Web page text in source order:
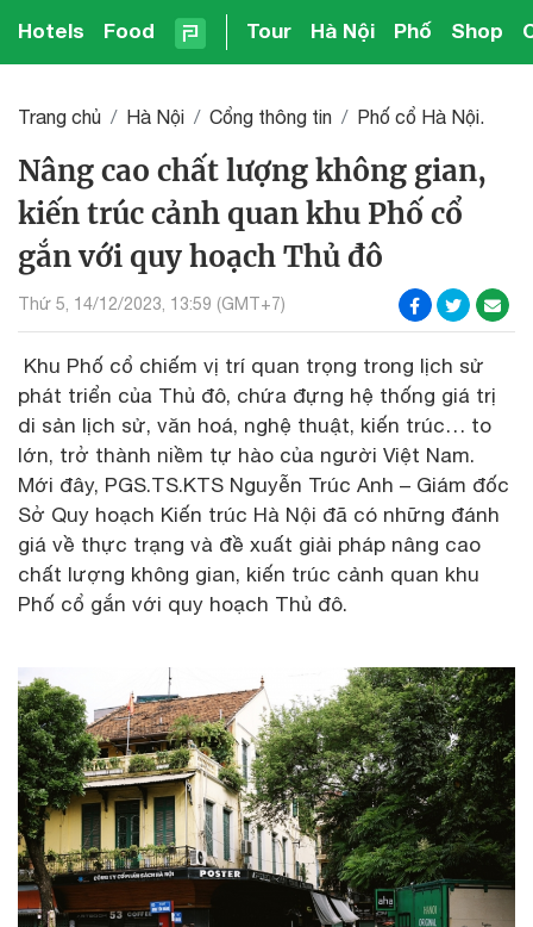
Hotels Food Tour Hà Nội Phố Shop
Trang chủ Hà Nội Cổng thông tin Phố cổ Hà Nội.
Nâng cao chất lượng không gian,
kiến trúc cảnh quan khu Phố cổ
gắn với quy hoạch Thủ đô
Thứ 5, 14/12/2023, 13:59 (GMT+7)
Khu Phố cổ chiếm vị trí quan trọng trong lịch sử
phát triển của Thủ đô, chứa đựng hệ thống giá trị
di sản lịch sử, văn hoá, nghệ thuật, kiến trúc… to
lớn, trở thành niềm tự hào của người Việt Nam.
Mới đây, PGS.TS.KTS Nguyễn Trúc Anh – Giám đốc
Sở Quy hoạch Kiến trúc Hà Nội đã có những đánh
giá về thực trạng và đề xuất giải pháp nâng cao
chất lượng không gian, kiến trúc cảnh quan khu
Phố cổ gắn với quy hoạch Thủ đô.